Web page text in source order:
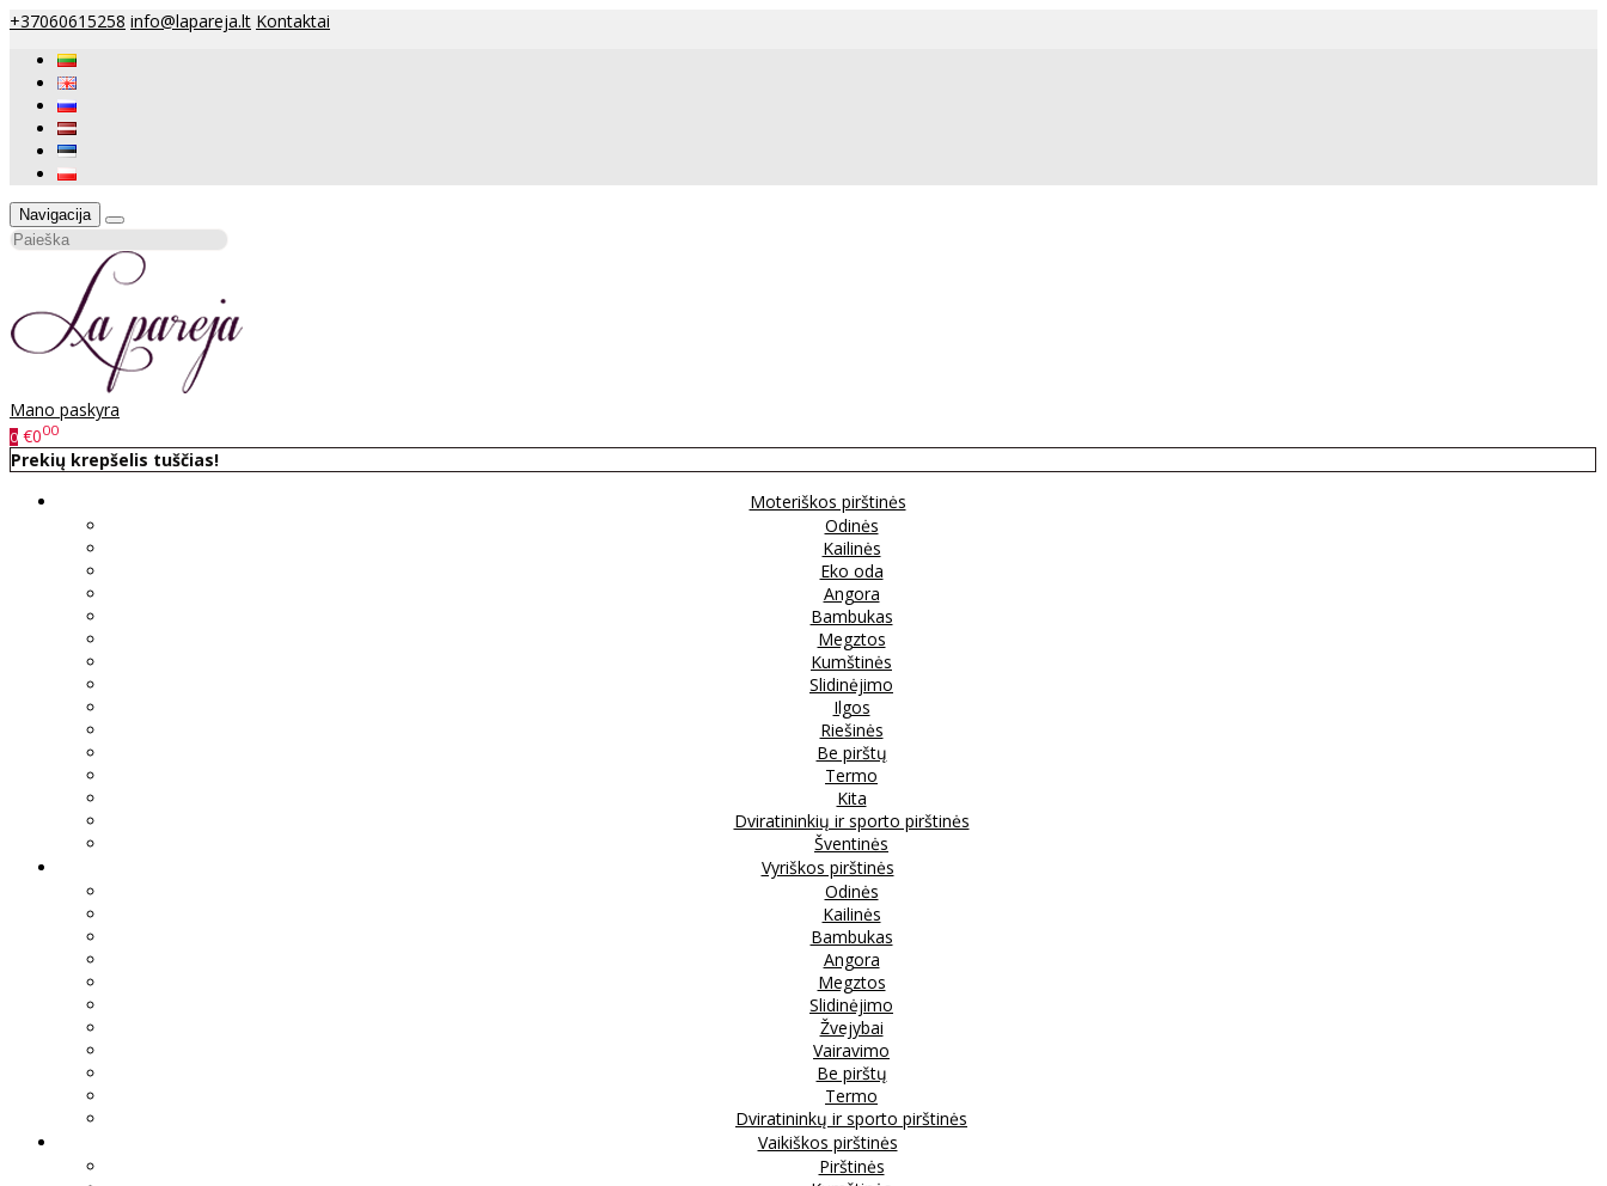
+37060615258 info@lapareja.lt Kontaktai
Navigacija
Mano paskyra
0 €000
Prekių krepšelis tuščias!
Moteriškos pirštinės
Odinės
Kailinės
Eko oda
Angora
Bambukas
Megztos
Kumštinės
Slidinėjimo
Ilgos
Riešinės
Be pirštų
Termo
Kita
Dviratininkių ir sporto pirštinės
Šventinės
Vyriškos pirštinės
Odinės
Kailinės
Bambukas
Angora
Megztos
Slidinėjimo
Žvejybai
Vairavimo
Be pirštų
Termo
Dviratininkų ir sporto pirštinės
Vaikiškos pirštinės
Pirštinės